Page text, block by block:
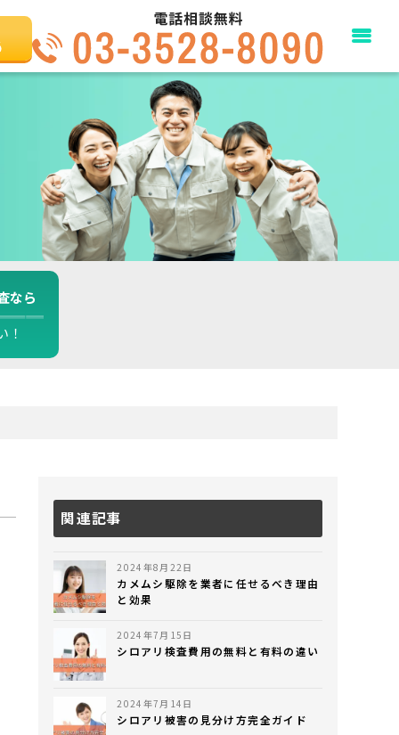
なら
！
関連記事
2024年8月22日
カメムシ駆除を業者に任せるべき理由
と効果
2024年7月15日
シロアリ検査費用の無料と有料の違い
2024年7月14日
シロアリ被害の見分け方完全ガイド